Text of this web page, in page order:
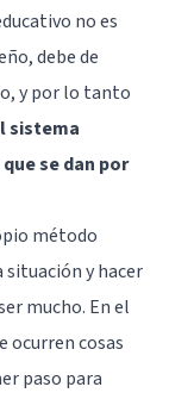
no es
debe de
y por lo tanto
sistema
se dan por
método
y hacer
mucho. En el
ocurren cosas
paso para